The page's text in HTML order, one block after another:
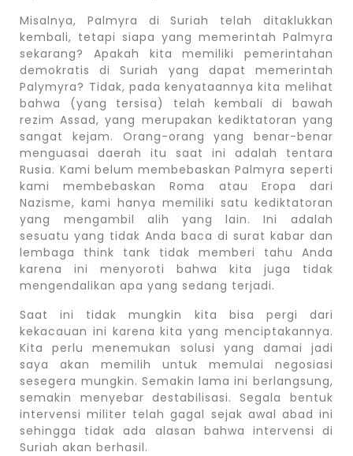
Misalnya, Palmyra di Suriah telah ditaklukkan
kembali, tetapi siapa yang memerintah Palmyra
sekarang? Apakah kita memiliki pemerintahan
demokratis di Suriah yang dapat memerintah
Palymyra? Tidak, pada kenyataannya kita melihat
bahwa (yang tersisa) telah kembali di bawah
rezim Assad, yang merupakan kediktatoran yang
sangat kejam. Orang-orang yang benar-benar
menguasai daerah itu saat ini adalah tentara
Rusia. Kami belum membebaskan Palmyra seperti
kami membebaskan Roma atau Eropa dari
Nazisme, kami hanya memiliki satu kediktatoran
yang mengambil alih yang lain. Ini adalah
sesuatu yang tidak Anda baca di surat kabar dan
lembaga think tank tidak memberi tahu Anda
karena ini menyoroti bahwa kita juga tidak
mengendalikan apa yang sedang terjadi.
Saat ini tidak mungkin kita bisa pergi dari
kekacauan ini karena kita yang menciptakannya.
Kita perlu menemukan solusi yang damai jadi
saya akan memilih untuk memulai negosiasi
sesegera mungkin. Semakin lama ini berlangsung,
semakin menyebar destabilisasi. Segala bentuk
intervensi militer telah gagal sejak awal abad ini
sehingga tidak ada alasan bahwa intervensi di
Suriah akan berhasil.